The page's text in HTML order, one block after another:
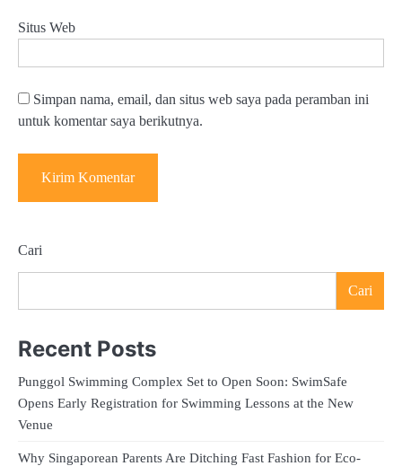
Situs Web
Simpan nama, email, dan situs web saya pada peramban ini
untuk komentar saya berikutnya.
Cari
Cari
Recent Posts
Punggol Swimming Complex Set to Open Soon: SwimSafe
Opens Early Registration for Swimming Lessons at the New
Venue
Why Singaporean Parents Are Ditching Fast Fashion for Eco-